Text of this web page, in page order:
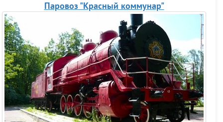
Паровоз "Красный коммунар"